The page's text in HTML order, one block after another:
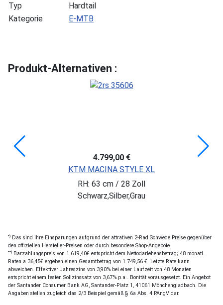
Typ
Hardtail
Kategorie
E-MTB
Produkt-Alternativen :
4.799,00 €
KTM MACINA STYLE XL
RH: 63 cm / 28 Zoll
Schwarz,Silber,Grau
*) Das sind Ihre Einsparungen aufgrund der attrativen 2-Rad Schwede Preise gegenüber
den offiziellen Hersteller-Preisen oder durch besondere Shop-Angebote
**) Barzahlungspreis von 1.619,40€ entspricht dem Nettodarlehensbetrag; 48 monatl.
Raten a 36,45€ ergeben einen Gesamtbetrag von 1.749,56 €. Letzte Rate kann
abweichen. Effektiver Jahreszins von 3,90% bei einer Laufzeit von 48 Monaten
entspricht einem festen Sollzinssatz von 3,67% p.a.. Bonität vorausgesetzt. Ein Angebot
der Santander Consumer Bank AG, Santander-Platz 1, 41061 Mönchengladbach. Die
Angaben stellen zugleich das 2/3 Beispiel gemäß § 6a Abs. 4 PAngV dar.